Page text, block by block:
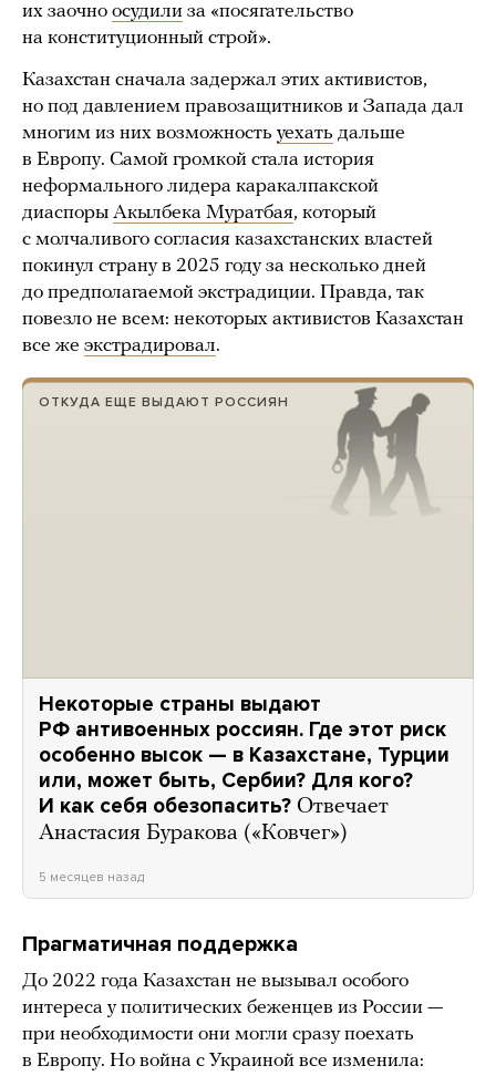
их заочно осудили за «посягательство
на конституционный строй».
Казахстан сначала задержал этих активистов,
но под давлением правозащитников и Запада дал
многим из них возможность уехать дальше
в Европу. Самой громкой стала история
неформального лидера каракалпакской
диаспоры Акылбека Муратбая, который
с молчаливого согласия казахстанских властей
покинул страну в 2025 году за несколько дней
до предполагаемой экстрадиции. Правда, так
повезло не всем: некоторых активистов Казахстан
все же экстрадировал.
ОТКУДА ЕЩЕ ВЫДАЮТ РОССИЯН
Некоторые страны выдают
РФ антивоенных россиян. Где этот риск
особенно высок — в Казахстане, Турции
или, может быть, Сербии? Для кого?
И как себя обезопасить? Отвечает
Анастасия Буракова («Ковчег»)
5 месяцев назад
Прагматичная поддержка
До 2022 года Казахстан не вызывал особого
интереса у политических беженцев из России —
при необходимости они могли сразу поехать
в Европу. Но война с Украиной все изменила: